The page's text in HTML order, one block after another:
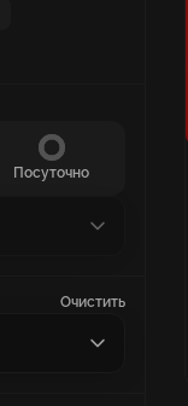
Посуточно
Очистить